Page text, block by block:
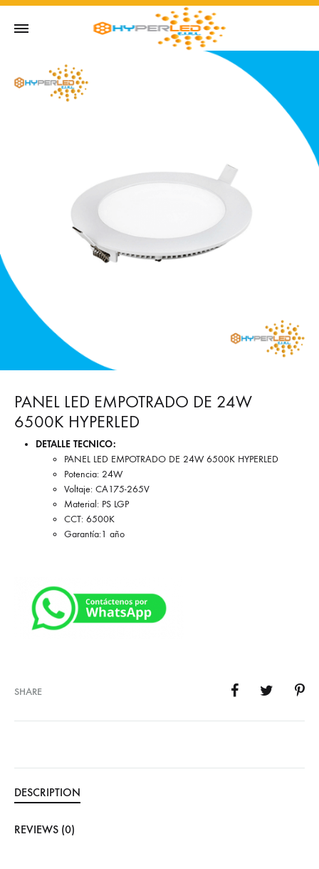
PANEL LED EMPOTRADO DE 24W
6500K HYPERLED
DETALLE TECNICO:
PANEL LED EMPOTRADO DE 24W 6500K HYPERLED
Potencia: 24W
Voltaje: CA175-265V
Material: PS LGP
CCT: 6500K
Garantía:1 año
SHARE
DESCRIPTION
REVIEWS (0)